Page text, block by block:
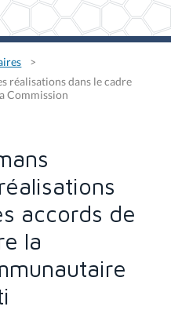
réalisations dans le cadre
Commission
accords de
la